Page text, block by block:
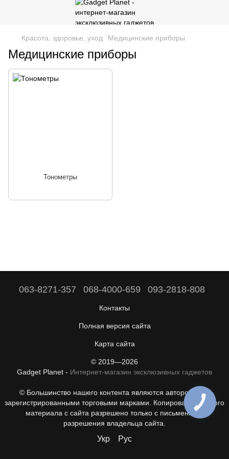
Красота, здоровье, уход Медицинские приборы
Медицинские приборы
Тонометры
063-8271-357 068-4000-659 093-2818-808
Контакты
Полная версия сайта
Карта сайта
© 2019—2026
Gadget Planet - Интернет-магазин эксклюзивных гаджетов
© Большинство нашего контента являются авторскими с
зарегистрированными торговыми марками. Копирование любого
материала с сайта разрешено только с письменного
разрешения владельца сайта.
Укр Рус